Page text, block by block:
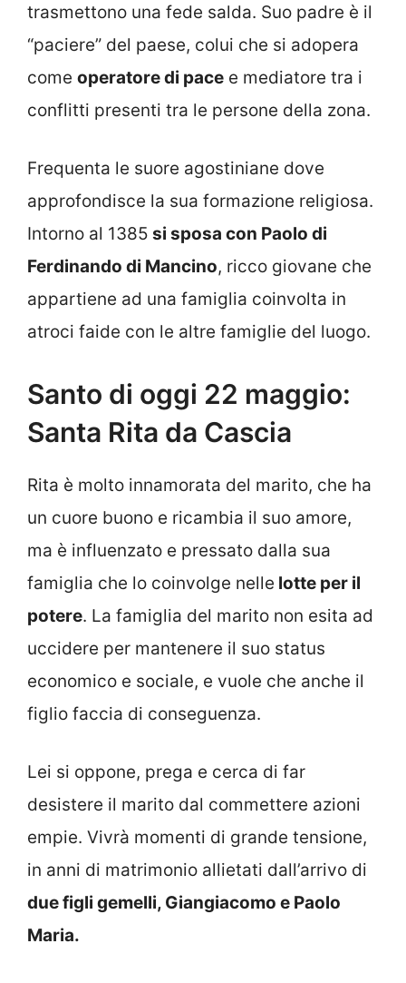
trasmettono una fede salda. Suo padre è il
“paciere” del paese, colui che si adopera
come operatore di pace e mediatore tra i
conflitti presenti tra le persone della zona.
Frequenta le suore agostiniane dove
approfondisce la sua formazione religiosa.
Intorno al 1385 si sposa con Paolo di
Ferdinando di Mancino, ricco giovane che
appartiene ad una famiglia coinvolta in
atroci faide con le altre famiglie del luogo.
Santo di oggi 22 maggio:
Santa Rita da Cascia
Rita è molto innamorata del marito, che ha
un cuore buono e ricambia il suo amore,
ma è influenzato e pressato dalla sua
famiglia che lo coinvolge nelle lotte per il
potere. La famiglia del marito non esita ad
uccidere per mantenere il suo status
economico e sociale, e vuole che anche il
figlio faccia di conseguenza.
Lei si oppone, prega e cerca di far
desistere il marito dal commettere azioni
empie. Vivrà momenti di grande tensione,
in anni di matrimonio allietati dall’arrivo di
due figli gemelli, Giangiacomo e Paolo
Maria.